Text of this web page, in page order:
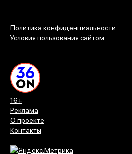
16+
Реклама
О проекте
Контакты
Политика конфиденциальности
Условия пользования сайтом.